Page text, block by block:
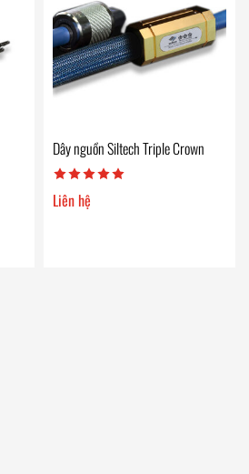
Dây nguồn Siltech Triple Crown
Liên hệ